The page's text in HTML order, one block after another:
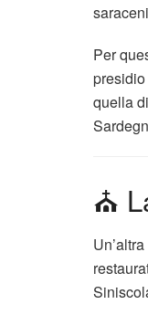
Per
quella di
⛪